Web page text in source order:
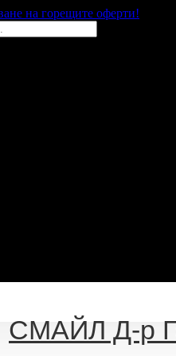
на горещите оферти!
СМАЙЛ Д-р